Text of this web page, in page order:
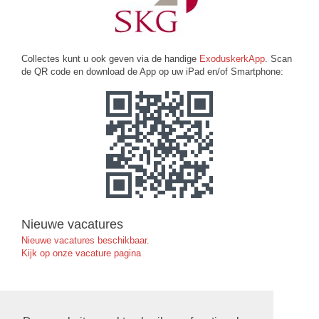
Collectes kunt u ook geven via de handige ExoduskerkApp . Scan
de QR code en download de App op uw iPad en/of Smartphone:
Nieuwe vacatures
Nieuwe vacatures beschikbaar.
Kijk op onze vacature pagina